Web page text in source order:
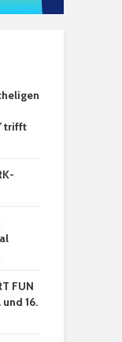
trifft
FUN
16.